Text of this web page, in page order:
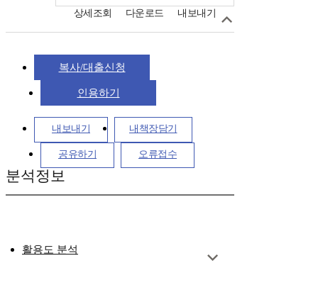
상세조회 다운로드 내보내기
복사/대출신청
인용하기
내보내기 내책장담기
공유하기 오류접수
분석정보
활용도 분석